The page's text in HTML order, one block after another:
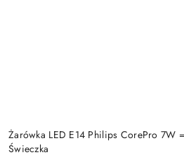
Żarówka LED E14 Philips CorePro 7W
Świeczka